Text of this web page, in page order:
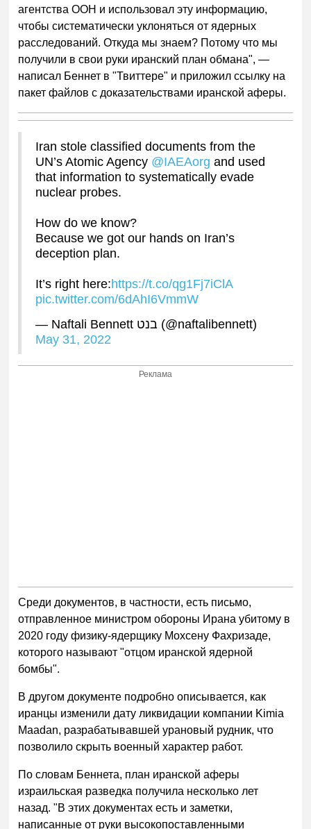
агентства ООН и использовал эту информацию,
чтобы систематически уклоняться от ядерных
расследований. Откуда мы знаем? Потому что мы
получили в свои руки иранский план обмана", —
написал Беннет в "Твиттере" и приложил ссылку на
пакет файлов с доказательствами иранской аферы.
Iran stole classified documents from the
UN’s Atomic Agency @IAEAorg and used
that information to systematically evade
nuclear probes.
How do we know?
Because we got our hands on Iran’s
deception plan.
It’s right here:https://t.co/qg1Fj7iClA
pic.twitter.com/6dAhI6VmmW
— Naftali Bennett בנט (@naftalibennett)
May 31, 2022
Реклама
Среди документов, в частности, есть письмо,
отправленное министром обороны Ирана убитому в
2020 году физику-ядерщику Мохсену Фахризаде,
которого называют "отцом иранской ядерной
бомбы".
В другом документе подробно описывается, как
иранцы изменили дату ликвидации компании Kimia
Maadan, разрабатывавшей урановый рудник, что
позволило скрыть военный характер работ.
По словам Беннета, план иранской аферы
израильская разведка получила несколько лет
назад. "В этих документах есть и заметки,
написанные от руки высокопоставленными